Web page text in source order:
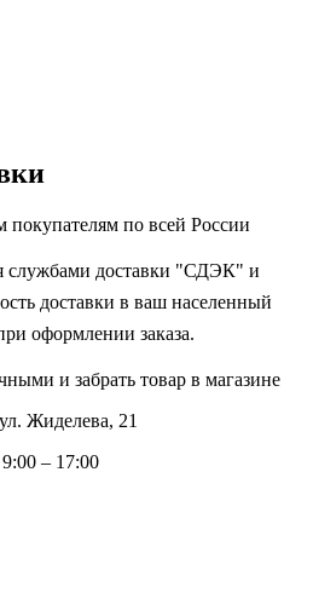
по всей России
службами доставки "СДЭК" и
доставки в ваш населенный
оформлении заказа.
и забрать товар в магазине
Жиделева, 21
– 17:00